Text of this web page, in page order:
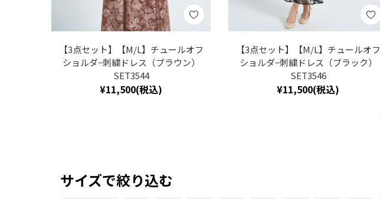
【3点セット】【M/L】チュールオフ
ショルダ−刺繍ドレス（ブラウン）
SET3544
¥11,500(税込)
【3点セット】【M/L】チュールオフ
ショルダ−刺繍ドレス（ブラック）
SET3546
¥11,500(税込)
サイズで絞り込む